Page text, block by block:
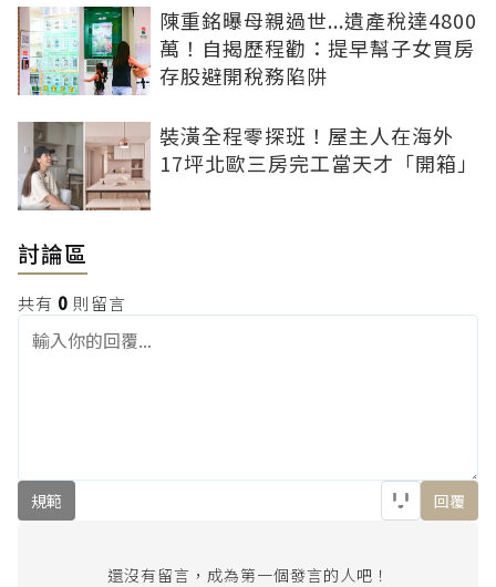
陳重銘曝母親過世...遺產稅達4800
萬！自揭歷程勸：提早幫子女買房
存股避開稅務陷阱
裝潢全程零探班！屋主人在海外
17坪北歐三房完工當天才「開箱」
討論區
共有 0 則留言
規範 回覆
還沒有留言，成為第一個發言的人吧！